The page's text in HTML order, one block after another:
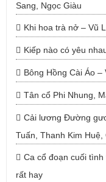
Sang, Ngọc Giàu
Khi hoa trà nở – Vũ
Kiếp nào có yêu
Bông Hồng Cài Áo –
Tân cổ Phi Nhung,
Cải lương Đường
Tuấn, Thanh Kim
Ca cổ đoạn cuối
rất hay